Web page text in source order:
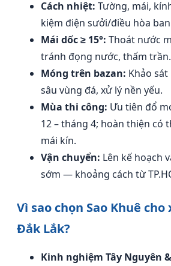
Cách nhiệt: Tường, mái,
kiệm điện sưởi/điều hòa
Mái dốc ≥ 15°: Thoát nước
tránh đọng nước, thấm trần.
Móng trên bazan: Khảo
sâu vùng đá, xử lý nền yếu.
Mùa thi công: Ưu tiên đổ
12 – tháng 4; hoàn thiện có
mái kín.
Vận chuyển: Lên kế hoạch
sớm — khoảng cách từ
Vì sao chọn Sao Khuê
Đắk Lắk?
Kinh nghiệm Tây Nguyên